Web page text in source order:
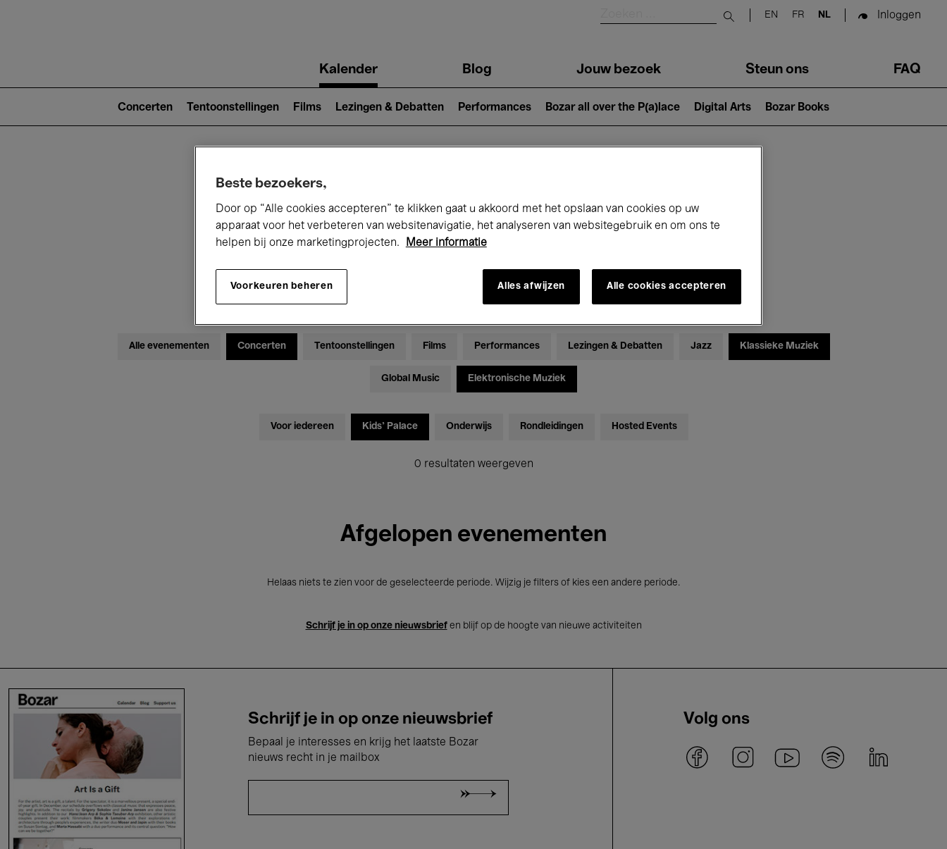
Submit search
EN FR NL Inloggen
navigationKalender Blog Jouw bezoek Steun ons FAQ
2)
Concerten Tentoonstellingen Films Lezingen & Debatten Performances Bozar all over the P(a)lace Digital Arts Bozar Books
Nu bij Bozar
Zondag 10 - Maandag 18 Mei 2026
Alle evenementen Concerten Tentoonstellingen Films Performances Lezingen & Debatten Jazz Klassieke Muziek
Global Music Elektronische Muziek
Voor iedereen Kids’ Palace Onderwijs Rondleidingen Hosted Events
0 resultaten weergeven
Afgelopen evenementen
Helaas niets te zien voor de geselecteerde periode. Wijzig je filters of kies een andere periode.
Schrijf je in op onze nieuwsbriefen blijf op de hoogte van nieuwe activiteiten
Schrijf je in op onze nieuwsbrief
Bepaal je interesses en krijg het laatste Bozar
nieuws recht in je mailbox
Volg ons
Beste bezoekers,
Door op “Alle cookies accepteren” te klikken gaat u akkoord met het opslaan van cookies op uw
apparaat voor het verbeteren van websitenavigatie, het analyseren van websitegebruik en om ons te
helpen bij onze marketingprojecten.
Meer informatie
Voorkeuren beheren Alles afwijzen Alle cookies accepteren